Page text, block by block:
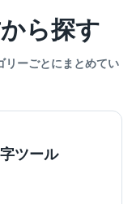
ら探す
リーごとにまとめてい
ツール